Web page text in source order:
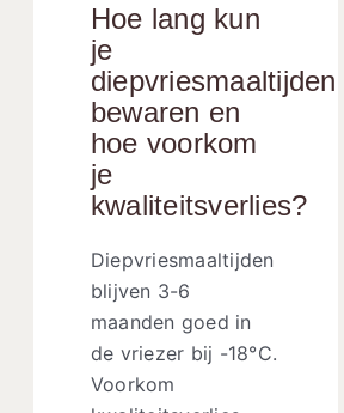
Hoe lang kun
je
diepvriesmaaltijden
bewaren en
hoe voorkom
je
kwaliteitsverlies?
Diepvriesmaaltijden
blijven 3-6
maanden goed in
de vriezer bij -18°C.
Voorkom